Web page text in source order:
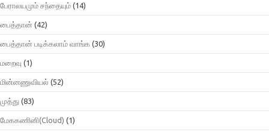
பேராலயமும் சந்தையும் (14)
பைத்தான் (42)
பைத்தான் படிக்கலாம் வாங்க (30)
மறைவு (1)
மின்னணுவியல் (52)
முத்து (83)
மேககணினி(Cloud) (1)